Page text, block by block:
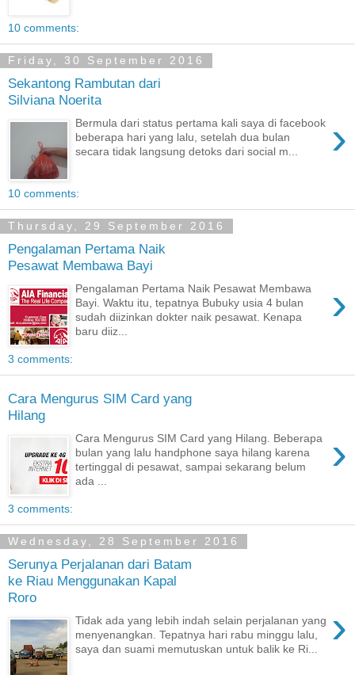
10 comments:
Friday, 30 September 2016
Sekantong Rambutan dari
Silviana Noerita
›
Bermula dari status pertama kali saya di facebook
beberapa hari yang lalu, setelah dua bulan
secara tidak langsung detoks dari social m...
10 comments:
Thursday, 29 September 2016
Pengalaman Pertama Naik
Pesawat Membawa Bayi
›
Pengalaman Pertama Naik Pesawat Membawa
Bayi. Waktu itu, tepatnya Bubuky usia 4 bulan
sudah diizinkan dokter naik pesawat. Kenapa
baru diiz...
3 comments:
Cara Mengurus SIM Card yang
Hilang
›
Cara Mengurus SIM Card yang Hilang. Beberapa
bulan yang lalu handphone saya hilang karena
tertinggal di pesawat, sampai sekarang belum
ada ...
3 comments:
Wednesday, 28 September 2016
Serunya Perjalanan dari Batam
ke Riau Menggunakan Kapal
Roro
›
Tidak ada yang lebih indah selain perjalanan yang
menyenangkan. Tepatnya hari rabu minggu lalu,
saya dan suami memutuskan untuk balik ke Ri...